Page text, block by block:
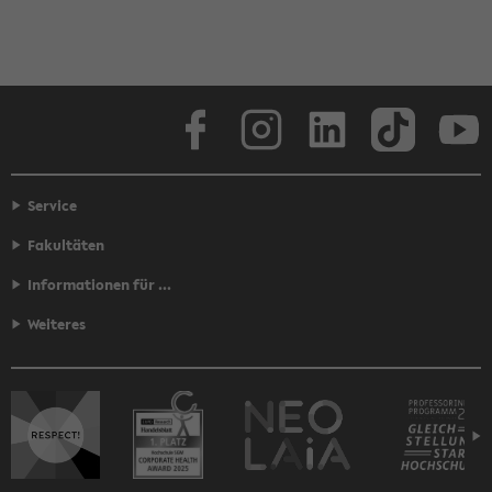
Face­book
Service
Fakultäten
Informationen für ...
Weiteres